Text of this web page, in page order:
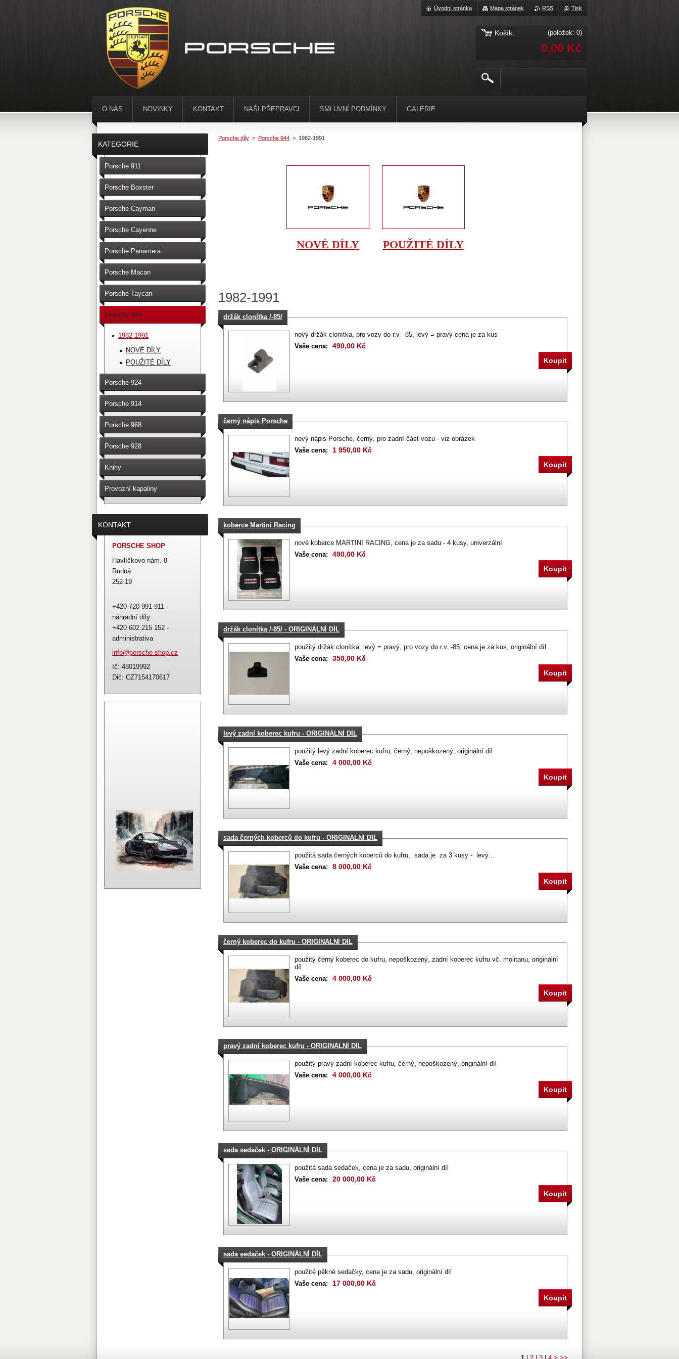
Porsche díly > Porsche 944 > 1982-1991
NOVÉ DÍLY POUŽITÉ DÍLY
1982-1991
držák clonítka /-85/
nový držák clonítka, pro vozy do r.v. -85, levý = pravý cena je za kus
Vaše cena:
490,00 Kč
černý nápis Porsche
nový nápis Porsche, černý, pro zadní část vozu - viz obrázek
Vaše cena:
1 950,00 Kč
koberce Martini Racing
nové koberce MARTINI RACING, cena je za sadu - 4 kusy, univerzální
Vaše cena:
490,00 Kč
držák clonítka /-85/ - ORIGINÁLNÍ DÍL
použitý držák clonítka, levý = pravý, pro vozy do r.v. -85, cena je za kus, originální díl
Vaše cena:
350,00 Kč
levý zadní koberec kufru - ORIGINÁLNÍ DÍL
použitý levý zadní koberec kufru, černý, nepoškozený, originální díl
Vaše cena:
4 000,00 Kč
sada černých koberců do kufru - ORIGINÁLNÍ DÍL
použitá sada černých koberců do kufru, sada je za 3 kusy - levý...
Vaše cena:
8 000,00 Kč
černý koberec do kufru - ORIGINÁLNÍ DÍL
použitý černý koberec do kufru, nepoškozený, zadní koberec kufru vč. molitanu, originální
díl
Vaše cena:
4 000,00 Kč
pravý zadní koberec kufru - ORIGINÁLNÍ DÍL
použitý pravý zadní koberec kufru, černý, nepoškozený, originální díl
Vaše cena:
4 000,00 Kč
sada sedaček - ORIGINÁLNÍ DÍL
použitá sada sedaček, cena je za sadu, originální díl
Vaše cena:
20 000,00 Kč
sada sedaček - ORIGINÁLNÍ DÍL
použité pěkné sedačky, cena je za sadu, originální díl
Vaše cena:
17 000,00 Kč
KATEGORIE
Porsche 911
Porsche Boxster
Porsche Cayman
Porsche Cayenne
Porsche Panamera
Porsche Macan
Porsche Taycan
Porsche 944
1982-1991
NOVÉ DÍLY
POUŽITÉ DÍLY
Porsche 924
Porsche 914
Porsche 968
Porsche 928
Knihy
Provozní kapaliny
KONTAKT
PORSCHE SHOP
Havlíčkovo nám. 8
Rudná
252 19
+420 720 991 911 -
náhradní díly
+420 602 215 152 -
administrativa
info@porsche-shop.cz
Ič: 48019992
Dič: CZ7154170617
O NÁS NOVINKY KONTAKT NAŠI PŘEPRAVCI SMLUVNÍ PODMÍNKY GALERIE
Tisk
RSS
Mapa stránek
Úvodní stránka
Košík: (položek: 0)
0,00 Kč